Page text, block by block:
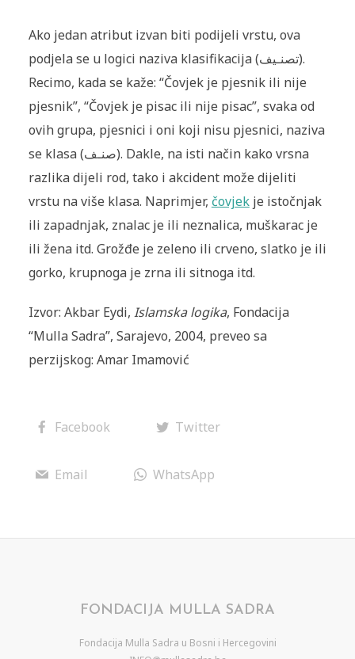
Ako jedan atribut izvan biti podijeli vrstu, ova
podjela se u logici naziva klasifikacija (تصنـيف).
Recimo, kada se kaže: “Čovjek je pjesnik ili nije
pjesnik”, “Čovjek je pisac ili nije pisac”, svaka od
ovih grupa, pjesnici i oni koji nisu pjesnici, naziva
se klasa (صنـف). Dakle, na isti način kako vrsna
razlika dijeli rod, tako i akcident može dijeliti
vrstu na više klasa. Naprimjer, čovjekje istočnjak
ili zapadnjak, znalac je ili neznalica, muškarac je
ili žena itd. Grožđe je zeleno ili crveno, slatko je ili
gorko, krupnoga je zrna ili sitnoga itd.
Izvor: Akbar Eydi, Islamska logika, Fondacija
“Mulla Sadra”, Sarajevo, 2004, preveo sa
perzijskog: Amar Imamović
Facebook Twitter
Email WhatsApp
FONDACIJA MULLA SADRA
Fondacija Mulla Sadra u Bosni i Hercegovini